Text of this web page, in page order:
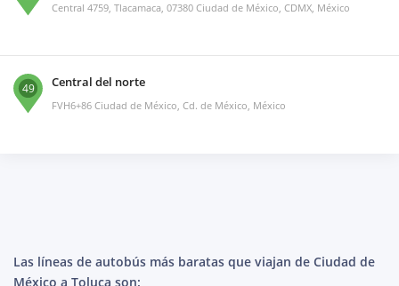
Central 4759, Tlacamaca, 07380 Ciudad de México, CDMX, México
49 Central del norte
FVH6+86 Ciudad de México, Cd. de México, México
Las líneas de autobús más baratas que viajan de Ciudad de
México a Toluca son: